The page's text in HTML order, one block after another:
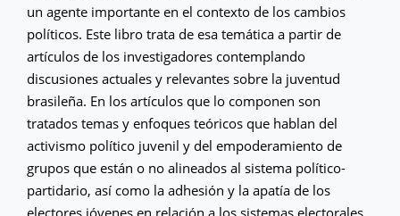
un agente importante en el contexto de los cambios
políticos. Este libro trata de esa temática a partir de
artículos de los investigadores contemplando
discusiones actuales y relevantes sobre la juventud
brasileña. En los artículos que lo componen son
tratados temas y enfoques teóricos que hablan del
activismo político juvenil y del empoderamiento de
grupos que están o no alineados al sistema político-
partidario, así como la adhesión y la apatía de los